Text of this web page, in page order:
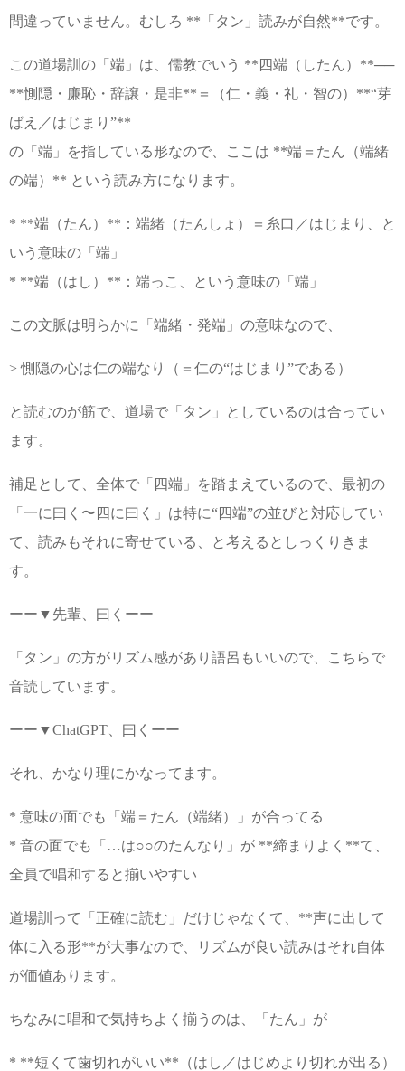
間違っていません。むしろ **「タン」読みが自然**です。
この道場訓の「端」は、儒教でいう **四端（したん）**──
**惻隠・廉恥・辞譲・是非**＝（仁・義・礼・智の）**“芽
ばえ／はじまり”**
の「端」を指している形なので、ここは **端＝たん（端緒
の端）** という読み方になります。
* **端（たん）**：端緒（たんしょ）＝糸口／はじまり、と
いう意味の「端」
* **端（はし）**：端っこ、という意味の「端」
この文脈は明らかに「端緒・発端」の意味なので、
> 惻隠の心は仁の端なり（＝仁の“はじまり”である）
と読むのが筋で、道場で「タン」としているのは合ってい
ます。
補足として、全体で「四端」を踏まえているので、最初の
「一に曰く〜四に曰く」は特に“四端”の並びと対応してい
て、読みもそれに寄せている、と考えるとしっくりきま
す。
ーー▼先輩、曰くーー
「タン」の方がリズム感があり語呂もいいので、こちらで
音読しています。
ーー▼ChatGPT、曰くーー
それ、かなり理にかなってます。
* 意味の面でも「端＝たん（端緒）」が合ってる
* 音の面でも「…は○○のたんなり」が **締まりよく**て、
全員で唱和すると揃いやすい
道場訓って「正確に読む」だけじゃなくて、**声に出して
体に入る形**が大事なので、リズムが良い読みはそれ自体
が価値あります。
ちなみに唱和で気持ちよく揃うのは、「たん」が
* **短くて歯切れがいい**（はし／はじめより切れが出る）